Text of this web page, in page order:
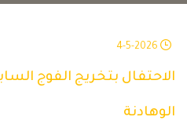
الاحتفال بتخريج الفوج
الوهادنة